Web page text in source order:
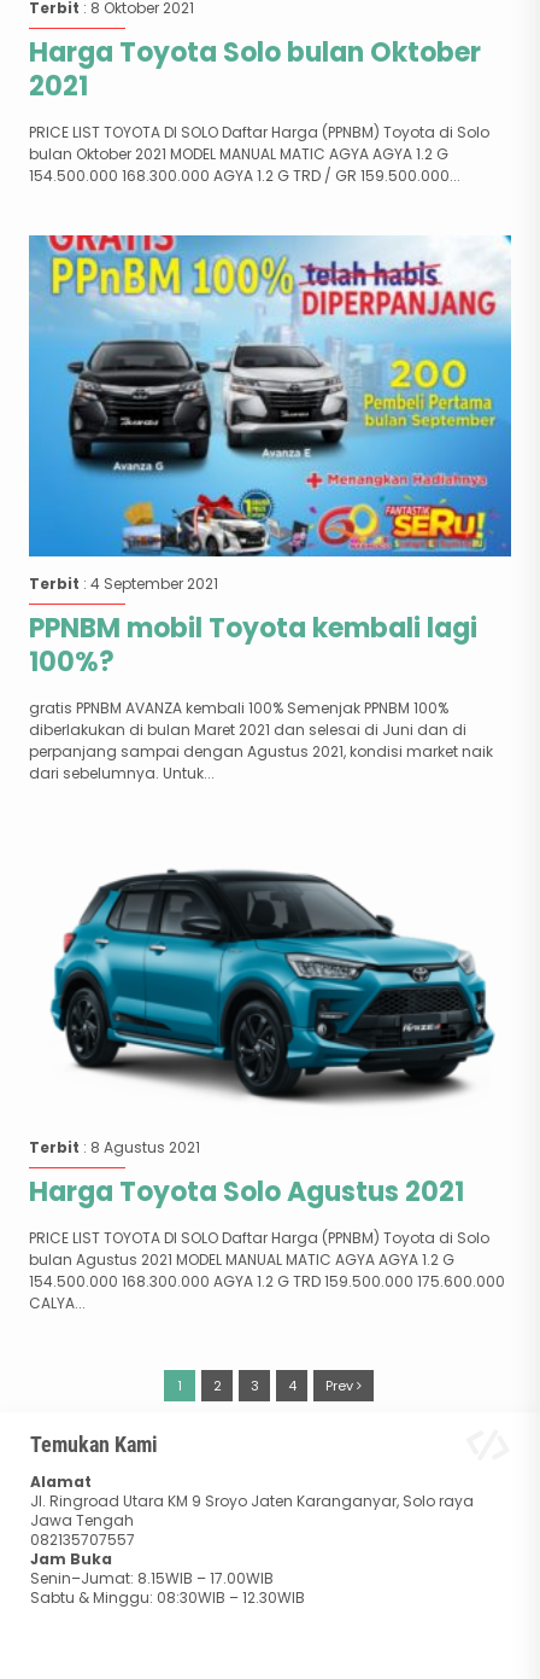
Terbit : 8 Oktober 2021
Harga Toyota Solo bulan Oktober
2021
PRICE LIST TOYOTA DI SOLO Daftar Harga (PPNBM) Toyota di Solo
bulan Oktober 2021 MODEL MANUAL MATIC AGYA AGYA 1.2 G
154.500.000 168.300.000 AGYA 1.2 G TRD / GR 159.500.000...
Terbit : 4 September 2021
PPNBM mobil Toyota kembali lagi
100%?
gratis PPNBM AVANZA kembali 100% Semenjak PPNBM 100%
diberlakukan di bulan Maret 2021 dan selesai di Juni dan di
perpanjang sampai dengan Agustus 2021, kondisi market naik
dari sebelumnya. Untuk...
Terbit : 8 Agustus 2021
Harga Toyota Solo Agustus 2021
PRICE LIST TOYOTA DI SOLO Daftar Harga (PPNBM) Toyota di Solo
bulan Agustus 2021 MODEL MANUAL MATIC AGYA AGYA 1.2 G
154.500.000 168.300.000 AGYA 1.2 G TRD 159.500.000 175.600.000
CALYA...
1 2 3 4 Prev
Temukan Kami
Alamat
Jl. Ringroad Utara KM 9 Sroyo Jaten Karanganyar, Solo raya
Jawa Tengah
082135707557
Jam Buka
Senin–Jumat: 8.15WIB – 17.00WIB
Sabtu & Minggu: 08:30WIB – 12.30WIB